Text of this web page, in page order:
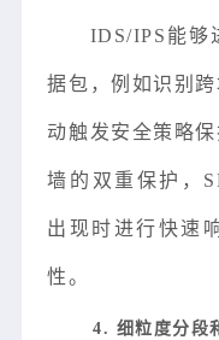
IDS/IPS能够
据包，例如识别
动触发安全策略
墙的双重保护，
出现时进行快速
性。
4. 细粒度分段